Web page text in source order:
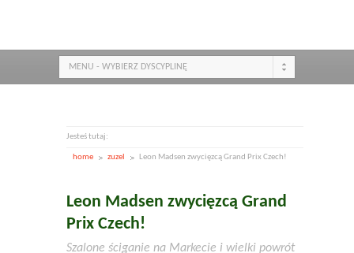
MENU - WYBIERZ DYSCYPLINĘ
Jesteś tutaj:
home zuzel Leon Madsen zwycięzcą Grand Prix Czech!
Leon Madsen zwycięzcą Grand
Prix Czech!
Szalone ściganie na Markecie i wielki powrót